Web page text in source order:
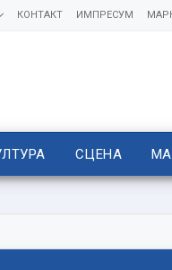
ИМПРЕСУМ
КОНТАКТ
СЦЕНА